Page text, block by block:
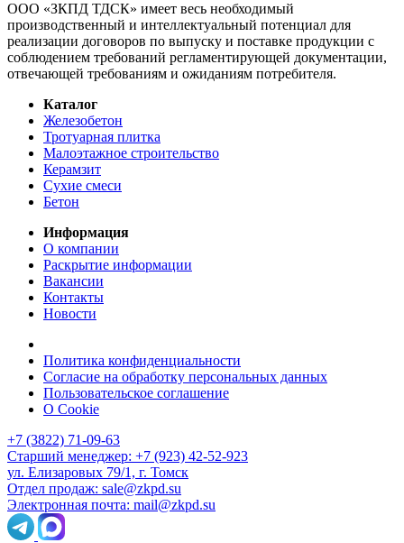
ООО «ЗКПД ТДСК» имеет весь необходимый
производственный и интеллектуальный потенциал для
реализации договоров по выпуску и поставке продукции с
соблюдением требований регламентирующей документации,
отвечающей требованиям и ожиданиям потребителя.
Каталог
Железобетон
Тротуарная плитка
Малоэтажное строительство
Керамзит
Сухие смеси
Бетон
Информация
О компании
Раскрытие информации
Вакансии
Контакты
Новости
Политика конфиденциальности
Согласие на обработку персональных данных
Пользовательское соглашение
О Cookie
+7 (3822) 71-09-63
Старший менеджер: +7 (923) 42-52-923
ул. Елизаровых 79/1, г. Томск
Отдел продаж: sale@zkpd.su
Электронная почта: mail@zkpd.su